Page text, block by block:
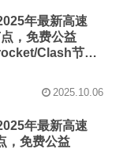
年最新高速
，免费公益
Clash节
2025.10.06
年最新高速
，免费公益